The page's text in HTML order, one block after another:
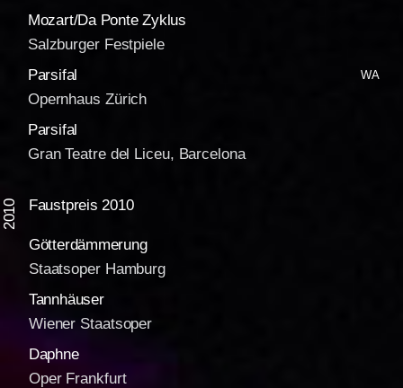
Mozart/Da Ponte Zyklus
Salzburger Festpiele
Parsifal
WA
Opernhaus Zürich
Parsifal
Gran Teatre del Liceu, Barcelona
2010 Faustpreis 2010
Götterdämmerung
Staatsoper Hamburg
Tannhäuser
Wiener Staatsoper
Daphne
Oper Frankfurt